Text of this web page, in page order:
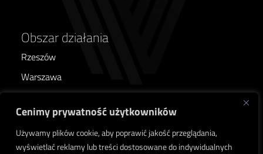
Cenimy prywatność użytkowników
Używamy plików cookie, aby poprawić jakość przeglądania,
wyświetlać reklamy lub treści dostosowane do indywidualnych
Obszar działania
Rzeszów
Warszawa
Poznań
Wrocław
Kraków